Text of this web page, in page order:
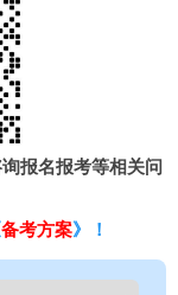
报名报考等相关问
备考方案》！